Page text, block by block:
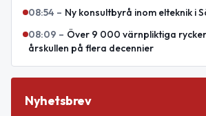
08:54 – Ny konsultbyrå inom elteknik i
08:09 – Över 9 000 värnpliktiga
årskullen på flera decennier
Nyhetsbrev